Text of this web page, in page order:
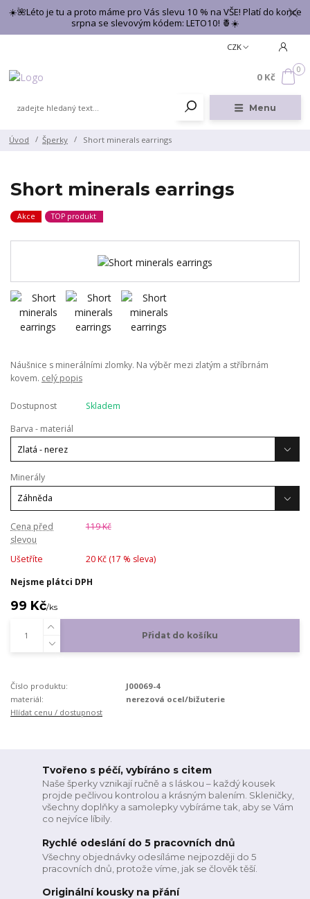
☀️🌺Léto je tu a proto máme pro Vás slevu 10 % na VŠE! Platí do konce
srpna se slevovým kódem: LETO10! 🍍☀️
Menu
CZK
0
0 Kč
Úvod Šperky Short minerals earrings
Short minerals earrings
Akce TOP produkt
Náušnice s minerálními zlomky. Na výběr mezi zlatým a stříbrnám
kovem. celý popis
Dostupnost
Skladem
Barva - materiál
Minerály
Cena před
slevou
119 Kč
Ušetříte 20 Kč (17 % sleva)
Nejsme plátci DPH
99 Kč/ks
Přidat do košíku
Číslo produktu:
J00069-4
materiál:
nerezová ocel/bižuterie
Hlídat cenu / dostupnost
Tvořeno s péčí, vybíráno s citem
Naše šperky vznikají ručně a s láskou – každý kousek
projde pečlivou kontrolou a krásným balením. Skleničky,
všechny doplňky a samolepky vybíráme tak, aby se Vám
co nejvíce líbily.
Rychlé odeslání do 5 pracovních dnů
Všechny objednávky odesíláme nejpozději do 5
pracovních dnů, protože víme, jak se člověk těší.
Originální kousky na přání